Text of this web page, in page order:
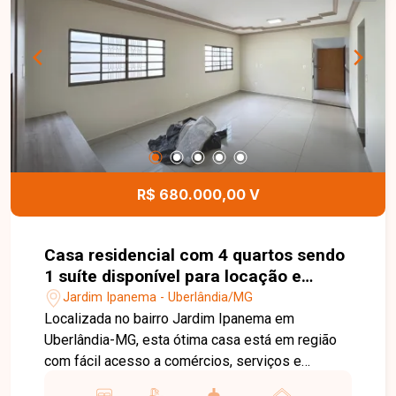
região valorizada de Uberlândia. Entre em contato
e agende sua visita para conhecer este imóvel.
R$ 680.000,00 V
Casa residencial com 4 quartos sendo
1 suíte disponível para locação e
venda no bairro Jardim Ipanema em
Uberlândia-MG
Jardim Ipanema - Uberlândia/MG
Localizada no bairro Jardim Ipanema em
Uberlândia-MG, esta ótima casa está em região
com fácil acesso a comércios, serviços e